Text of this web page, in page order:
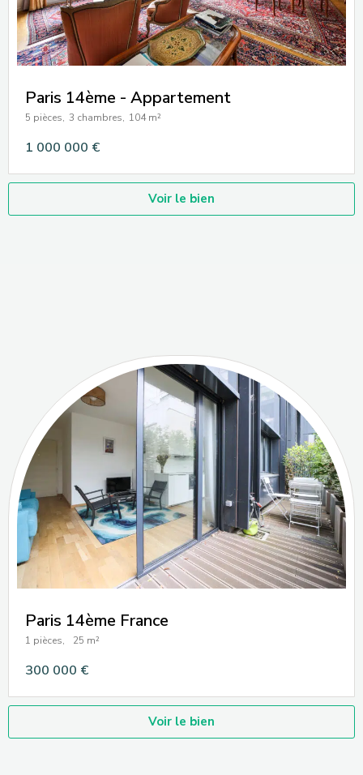
Paris 14ème - Appartement
5 pièces, 3 chambres, 104 m²
1 000 000 €
Voir le bien
Paris 14ème France
1 pièces, 25 m²
300 000 €
Voir le bien